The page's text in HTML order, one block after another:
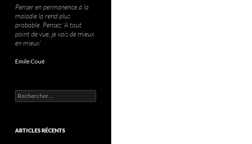
Penser en permanence à la
maladie la rend plus
probable. Pensez ‘A tout
point de vue, je vais de mieux
en mieux’
Emile Coué
Rechercher :
ARTICLES RÉCENTS